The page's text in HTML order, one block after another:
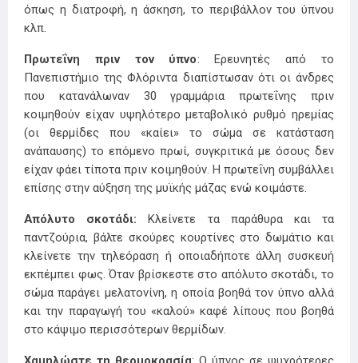
όπως η διατροφή, η άσκηση, το περιβάλλον του ύπνου
κλπ.
Πρωτεΐνη πριν τον ύπνο: Ερευνητές από το
Πανεπιστήμιο της Φλόριντα διαπίστωσαν ότι οι άνδρες
που κατανάλωναν 30 γραμμάρια πρωτεΐνης πριν
κοιμηθούν είχαν υψηλότερο μεταβολικό ρυθμό ηρεμίας
(οι θερμίδες που «καίει» το σώμα σε κατάσταση
ανάπαυσης) το επόμενο πρωί, συγκριτικά με όσους δεν
είχαν φάει τίποτα πριν κοιμηθούν. Η πρωτεΐνη συμβάλλει
επίσης στην αύξηση της μυϊκής μάζας ενώ κοιμάστε.
Απόλυτο σκοτάδι: Κλείνετε τα παράθυρα και τα
παντζούρια, βάλτε σκούρες κουρτίνες στο δωμάτιο και
κλείνετε την τηλεόραση ή οποιαδήποτε άλλη συσκευή
εκπέμπει φως. Όταν βρίσκεστε στο απόλυτο σκοτάδι, το
σώμα παράγει μελατονίνη, η οποία βοηθά τον ύπνο αλλά
και την παραγωγή του «καλού» καφέ λίπους που βοηθά
στο κάψιμο περισσότερων θερμίδων.